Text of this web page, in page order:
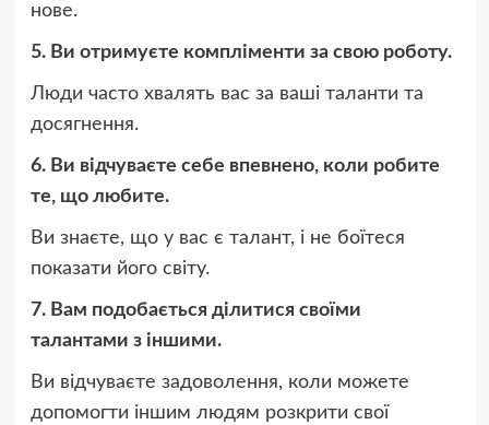
нове.
5. Ви отримуєте компліменти за свою роботу.
Люди часто хвалять вас за ваші таланти та
досягнення.
6. Ви відчуваєте себе впевнено, коли робите
те, що любите.
Ви знаєте, що у вас є талант, і не боїтеся
показати його світу.
7. Вам подобається ділитися своїми
талантами з іншими.
Ви відчуваєте задоволення, коли можете
допомогти іншим людям розкрити свої